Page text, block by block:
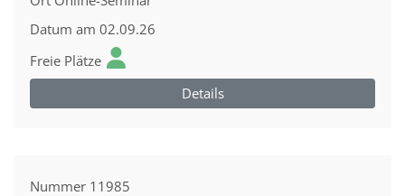
Datum am 02.09.26
Freie Plätze
Details
Nummer 11985